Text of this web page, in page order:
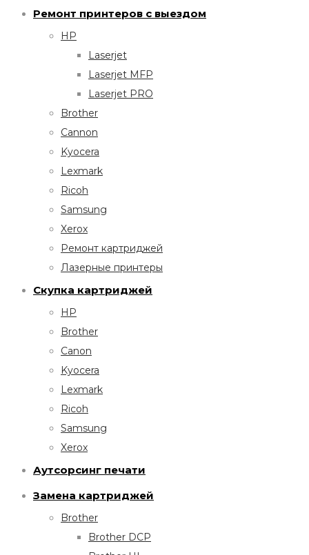
Ремонт принтеров с выездом
HP
Laserjet
Laserjet MFP
Laserjet PRO
Brother
Cannon
Kyocera
Lexmark
Ricoh
Samsung
Xerox
Ремонт картриджей
Лазерные принтеры
Скупка картриджей
HP
Brother
Canon
Kyocera
Lexmark
Ricoh
Samsung
Xerox
Аутсорсинг печати
Замена картриджей
Brother
Brother DCP